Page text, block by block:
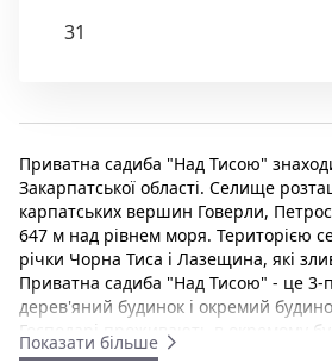
31
Приватна садиба "Над Тисою"
Закарпатської області. Селище
карпатських вершин Говерли,
647 м над рівнем моря. Територією
річки Чорна Тиса і Лазещина, які
Приватна садиба "Над Тисою" - це 3-
дерев'яний будинок і окремий
Господарі проживають в окремому
є дерев'яна альтанка, декоративний
Показати більше